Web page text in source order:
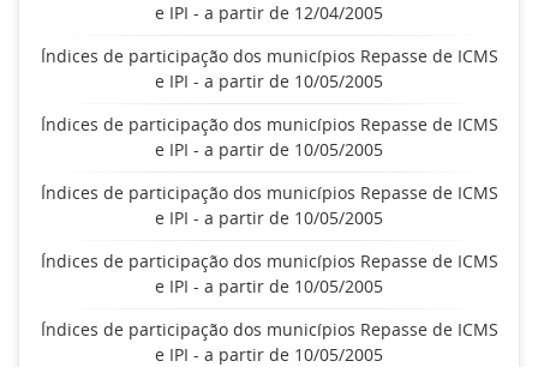
e IPI - a partir de 12/04/2005
Índices de participação dos municípios Repasse de ICMS
e IPI - a partir de 10/05/2005
Índices de participação dos municípios Repasse de ICMS
e IPI - a partir de 10/05/2005
Índices de participação dos municípios Repasse de ICMS
e IPI - a partir de 10/05/2005
Índices de participação dos municípios Repasse de ICMS
e IPI - a partir de 10/05/2005
Índices de participação dos municípios Repasse de ICMS
e IPI - a partir de 10/05/2005